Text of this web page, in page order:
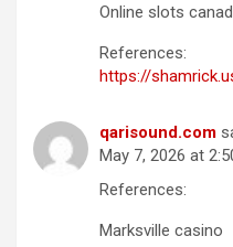
Online slots
References:
https://
qarisound.com
May 7, 2026 at
References:
Marksville casino